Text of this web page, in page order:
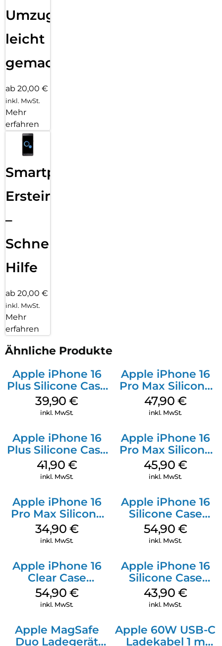
Umzug
leicht
gemacht!
ab 20,00 €
inkl. MwSt.
Mehr
erfahren
Smartphone
Ersteinrichtung
–
Schnelle
Hilfe
ab 20,00 €
inkl. MwSt.
Mehr
erfahren
Ähnliche Produkte
Apple iPhone 16
Plus Silicone Case
MagSafe Plum
39,90€
inkl. MwSt.
Apple iPhone 16
Pro Max Silicone
Case MagSafe
Black
47,90 €
inkl. MwSt.
Apple iPhone 16
Plus Silicone Case
MagSafe Stone
Gray
41,90 €
inkl. MwSt.
Apple iPhone 16
Pro Max Silicone
Case MagSafe
Ultramarine
45,90 €
inkl. MwSt.
Apple iPhone 16
Pro Max Silicone
Case MagSafe
Denim
34,90 €
inkl. MwSt.
Apple iPhone 16
Silicone Case
MagSafe Black
54,90 €
inkl. MwSt.
Apple iPhone 16
Clear Case
MagSafe
Transparent
54,90 €
inkl. MwSt.
Apple iPhone 16
Silicone Case
MagSafe Plum
43,90 €
inkl. MwSt.
Apple MagSafe
Duo Ladegerät
Apple 60W USB-C
Ladekabel 1 m